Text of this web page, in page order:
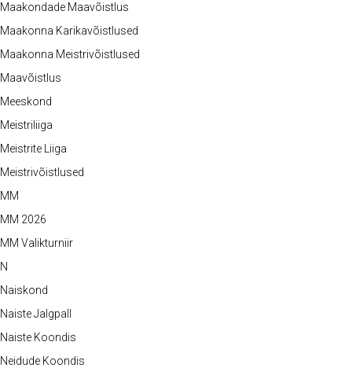
Maakondade Maavõistlus
Maakonna Karikavõistlused
Maakonna Meistrivõistlused
Maavõistlus
Meeskond
Meistriliiga
Meistrite Liiga
Meistrivõistlused
MM
MM 2026
MM Valikturniir
N
Naiskond
Naiste Jalgpall
Naiste Koondis
Neidude Koondis